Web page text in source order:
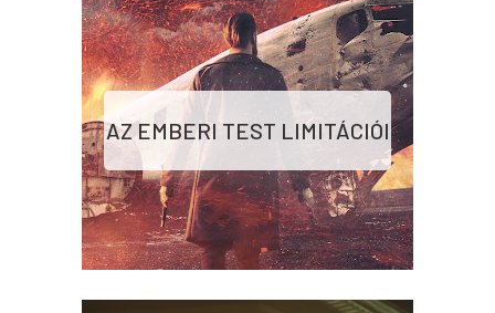
AZ EMBERI TEST LIMITÁCIÓI